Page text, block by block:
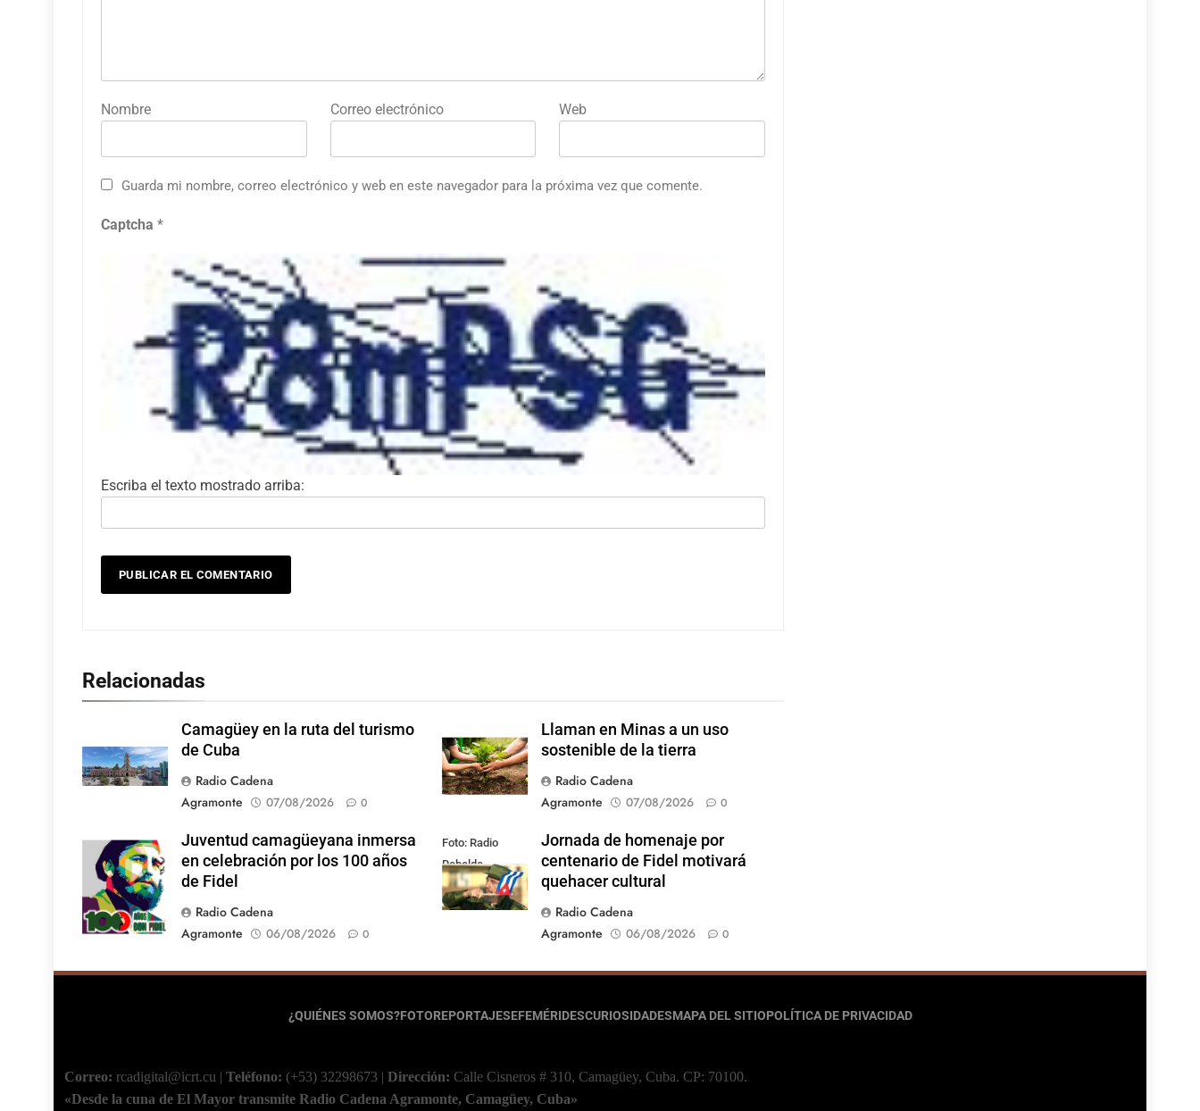
Nombre Correo electrónico Web
Guarda mi nombre, correo electrónico y web en este navegador para la próxima vez que comente.
Captcha *
Escriba el texto mostrado arriba:
Relacionadas
Camagüey en la ruta del turismo
de Cuba
Radio Cadena
Agramonte
07/08/2026 0
Llaman en Minas a un uso
sostenible de la tierra
Radio Cadena
Agramonte
07/08/2026 0
Foto: Internet
Juventud camagüeyana inmersa
en celebración por los 100 años
de Fidel
Radio Cadena
Agramonte
06/08/2026 0
Foto: Radio
Rebelde
Jornada de homenaje por
centenario de Fidel motivará
quehacer cultural
Radio Cadena
Agramonte
06/08/2026 0
¿QUIÉNES SOMOS?FOTOREPORTAJESEFEMÉRIDESCURIOSIDADESMAPA DEL SITIOPOLÍTICA DE PRIVACIDAD
Correo: rcadigital@icrt.cu | Teléfono: (+53) 32298673 | Dirección: Calle Cisneros # 310, Camagüey, Cuba. CP: 70100.
«Desde la cuna de El Mayor transmite Radio Cadena Agramonte, Camagüey, Cuba»